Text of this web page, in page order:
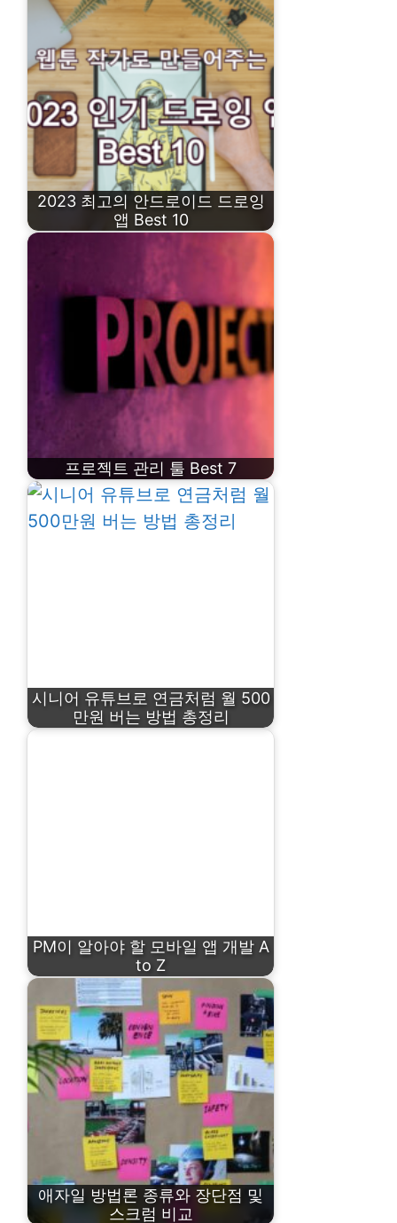
2023 최고의 안드로이드 드로잉
앱 Best 10
프로젝트 관리 툴 Best 7
시니어 유튜브로 연금처럼 월 500
만원 버는 방법 총정리
PM이 알아야 할 모바일 앱 개발 A
to Z
애자일 방법론 종류와 장단점 및
스크럼 비교